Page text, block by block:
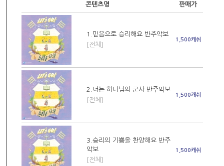
콘텐츠명 판매가
1.믿음으로 승리해요 반주악보
[전체]
1,500캐쉬
2.너는 하나님의 군사 반주악보
[전체]
1,500캐쉬
3.승리의 기쁨을 찬양해요 반주
악보
[전체]
1,500캐쉬